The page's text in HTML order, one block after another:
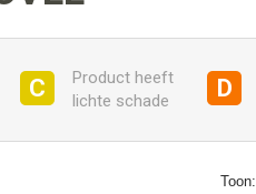
C
Product heeft
lichte schade
D
Toon: